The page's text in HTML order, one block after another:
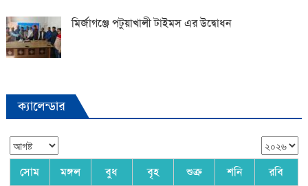
মির্জাগঞ্জে পটুয়াখালী টাইমস এর উদ্বোধন
ক্যালেন্ডার
সোম মঙ্গল বুধ বৃহ শুক্র শনি রবি